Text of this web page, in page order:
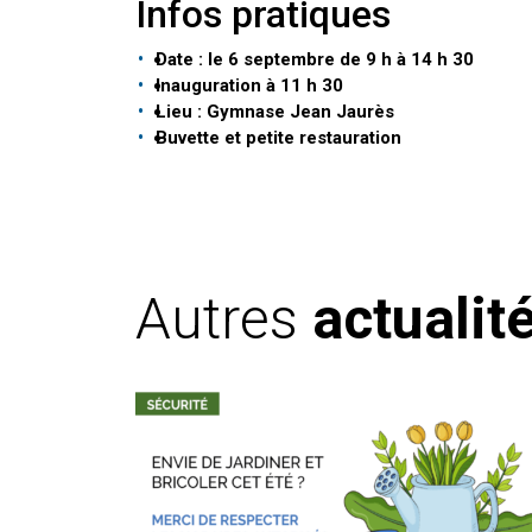
Infos pratiques
Date : le 6 septembre de 9 h à 14 h 30
Inauguration à 11 h 30
Lieu : Gymnase Jean Jaurès
Buvette et petite restauration
Autres